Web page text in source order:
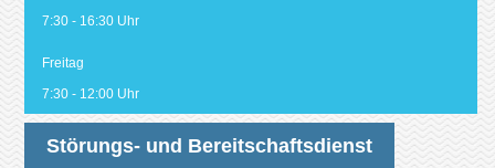
7:30 - 16:30 Uhr
Freitag
7:30 - 12:00 Uhr
Störungs- und Bereitschaftsdienst